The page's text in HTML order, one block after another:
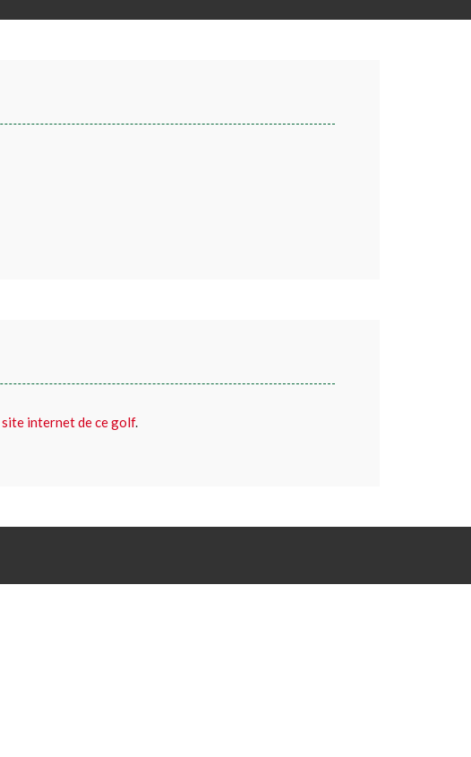
site internet de ce golf.